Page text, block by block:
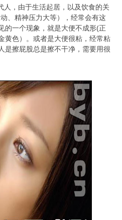
人，由于生活起居，以及饮食的关
、精神压力大等），经常会有这
的一个现象，就是大便不成形(正
黄色）。或者是大便很粘，经常粘
是擦屁股总是擦不干净，需要用很